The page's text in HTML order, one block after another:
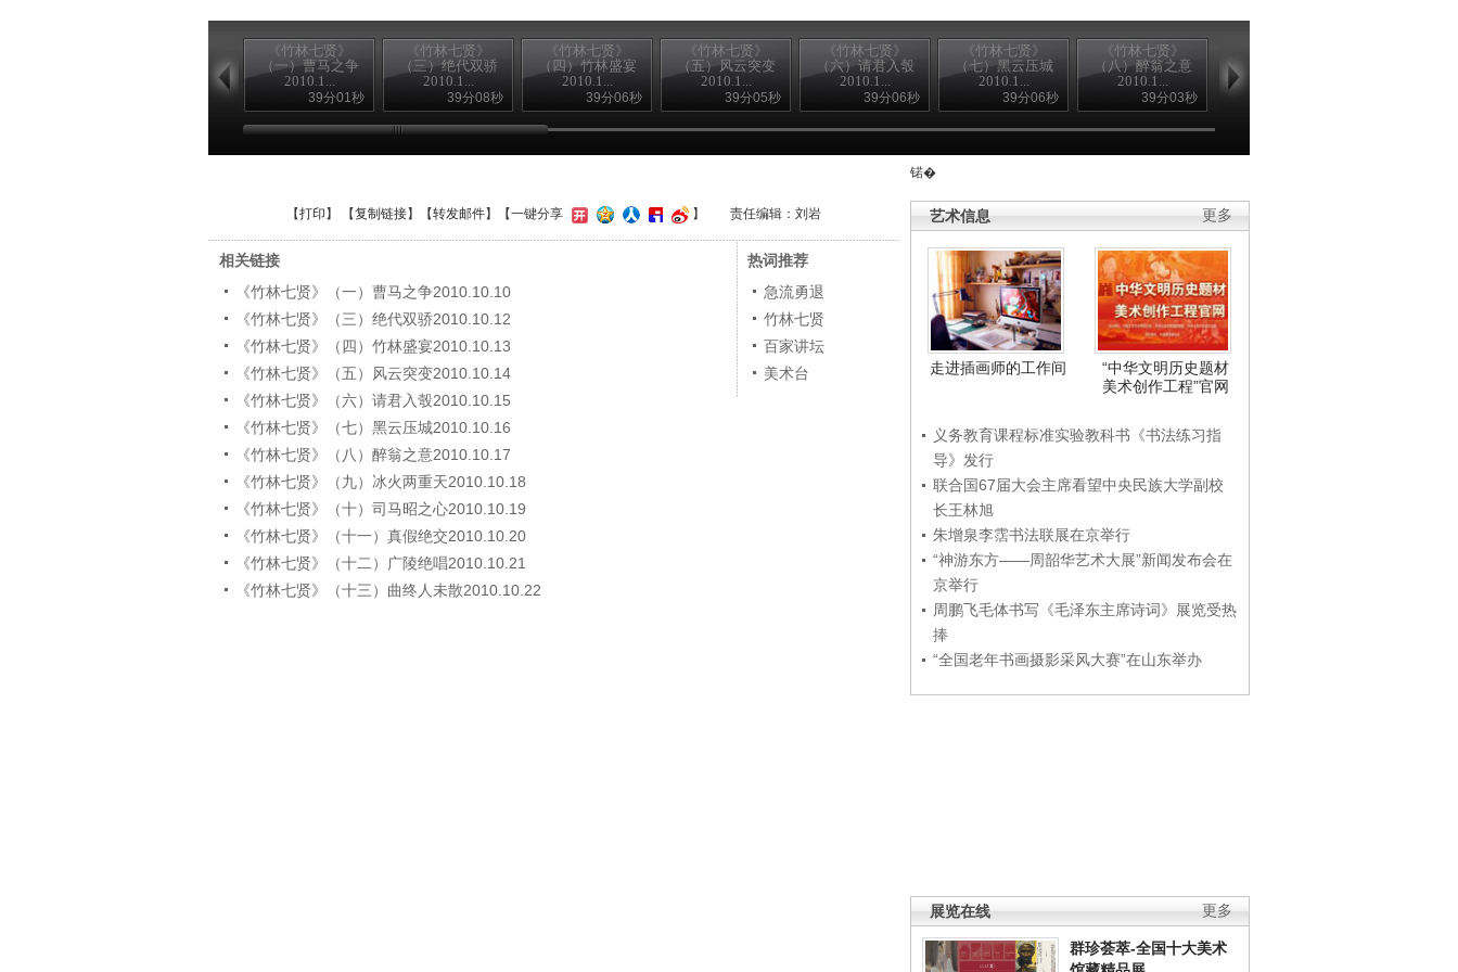
《竹林七贤》
（一）曹马之争
2010.1...
39分01秒
《竹林七贤》
（三）绝代双骄
2010.1...
39分08秒
《竹林七贤》
（四）竹林盛宴
2010.1...
39分06秒
《竹林七贤》
（五）风云突变
2010.1...
39分05秒
《竹林七贤》
（六）请君入彀
2010.1...
39分06秒
《竹林七贤》
（七）黑云压城
2010.1...
39分06秒
《竹林七贤》
（八）醉翁之意
2010.1...
39分03秒
（九）冰火两重
锘�
更多
艺术信息
走进插画师的工作间
“中华文明历史题材
美术创作工程”官网
义务教育课程标准实验教科书《书法练习指
导》发行
联合国67届大会主席看望中央民族大学副校
长王林旭
朱增泉李霑书法联展在京举行
“神游东方——周韶华艺术大展”新闻发布会在
京举行
周鹏飞毛体书写《毛泽东主席诗词》展览受热
捧
“全国老年书画摄影采风大赛”在山东举办
更多
展览在线
群珍荟萃-全国十大美术
【打印 】 【复制链接】【转发邮件】 【一键分享 】 责任编辑：刘岩
相关链接
《竹林七贤》（一）曹马之争2010.10.10
《竹林七贤》（三）绝代双骄2010.10.12
《竹林七贤》（四）竹林盛宴2010.10.13
《竹林七贤》（五）风云突变2010.10.14
《竹林七贤》（六）请君入彀2010.10.15
《竹林七贤》（七）黑云压城2010.10.16
《竹林七贤》（八）醉翁之意2010.10.17
《竹林七贤》（九）冰火两重天2010.10.18
《竹林七贤》（十）司马昭之心2010.10.19
《竹林七贤》（十一）真假绝交2010.10.20
《竹林七贤》（十二）广陵绝唱2010.10.21
《竹林七贤》（十三）曲终人未散2010.10.22
热词推荐
急流勇退
竹林七贤
百家讲坛
美术台